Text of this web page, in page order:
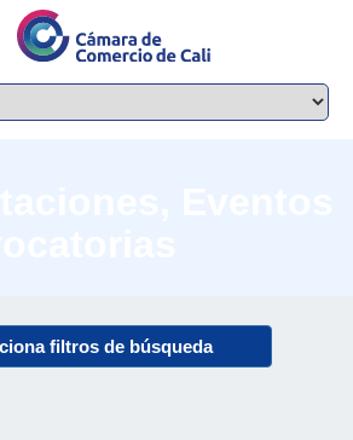
filtros de búsqueda